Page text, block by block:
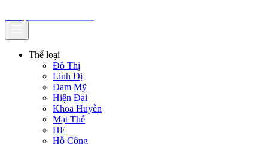
Thể loại
Đô Thị
Linh Dị
Đam Mỹ
Hiện Đại
Khoa Huyễn
Mạt Thế
HE
Hỗ Công